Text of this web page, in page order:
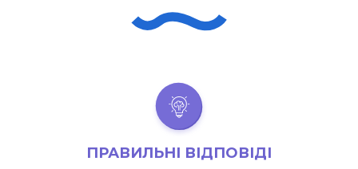
ПРАВИЛЬНІ ВІДПОВІДІ